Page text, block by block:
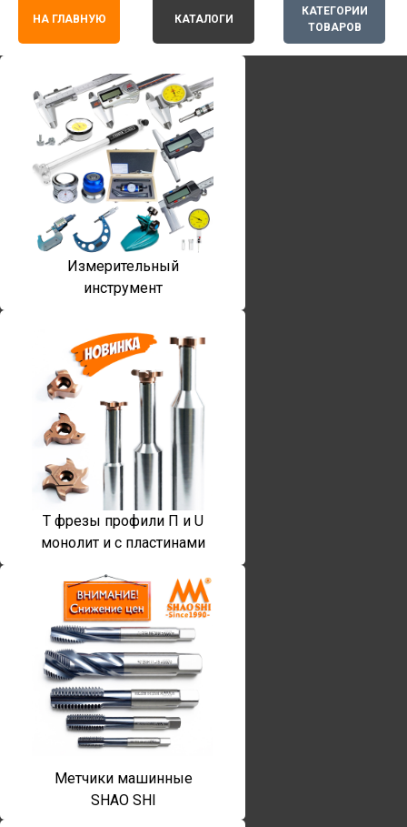
КАТЕГОРИИ
ТОВАРОВ
НА ГЛАВНУЮ КАТАЛОГИ
Измерительный
инструмент
T фрезы профили П и U
монолит и с пластинами
Метчики машинные
SHAO SHI